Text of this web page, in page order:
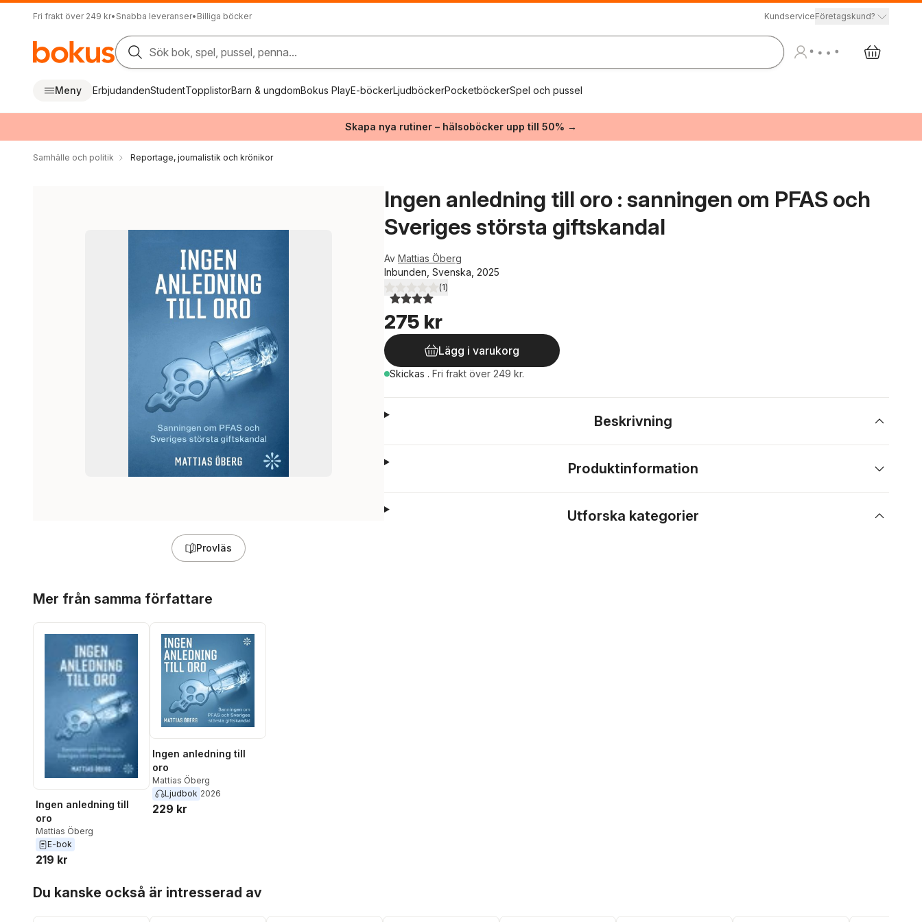
Fri frakt över 249 kr• Snabba leveranser• Billiga böcker KundserviceFöretagskund?
Sök bok, spel, pussel, penna...
Meny ErbjudandenStudentTopplistorBarn & ungdomBokus PlayE-böckerLjudböckerPocketböckerSpel och pussel
Skapa nya rutiner – hälsoböcker upp till 50% →
Samhälle och politik Reportage, journalistik och krönikor
Provläs
Ingen anledning till oro : sanningen om PFAS och
Sveriges största giftskandal
Av Mattias Öberg
Inbunden, Svenska, 2025
4,0utav 5 stjärnor. Totalt antal röster:
(1)
275 kr
Lägg i varukorg
Skickas . Fri frakt över 249 kr.
Beskrivning
Produktinformation
Utforska kategorier
Mer från samma författare
Ingen anledning till
oro
Mattias Öberg
E-bok
219 kr
Ingen anledning till
oro
Mattias Öberg
Ljudbok 2026
229 kr
Du kanske också är intresserad av